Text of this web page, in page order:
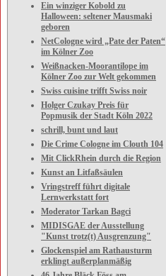
Ein winziger Kobold zu
Halloween: seltener Mausmaki
geboren
NetCologne wird „Pate der Paten“
im Kölner Zoo
Weißnacken-Moorantilope im
Kölner Zoo zur Welt gekommen
Swiss cuisine trifft Swiss noir
Holger Czukay Preis für
Popmusik der Stadt Köln 2022
schrill, bunt und laut
Die Crime Cologne im Clouth 104
Mit ClickRhein durch die Region
Kunst an Litfaßsäulen
Vringstreff führt digitale
Lernwerkstatt fort
Moderator Tarkan Bagci
MIDISGAE der Ausstellung
"Kunst trotz(t) Ausgrenzung"
Glockenspiel am Rathausturm
erklingt außerplanmäßig